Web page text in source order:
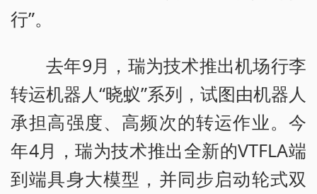
行”。
去年9月，瑞为技术推出机场行李
转运机器人“晓蚁”系列，试图由机器人
承担高强度、高频次的转运作业。今
年4月，瑞为技术推出全新的VTFLA端
到端具身大模型，并同步启动轮式双